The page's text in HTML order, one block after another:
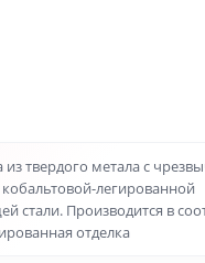
из твердого метала с
легированной
стали. Производится в
отделка